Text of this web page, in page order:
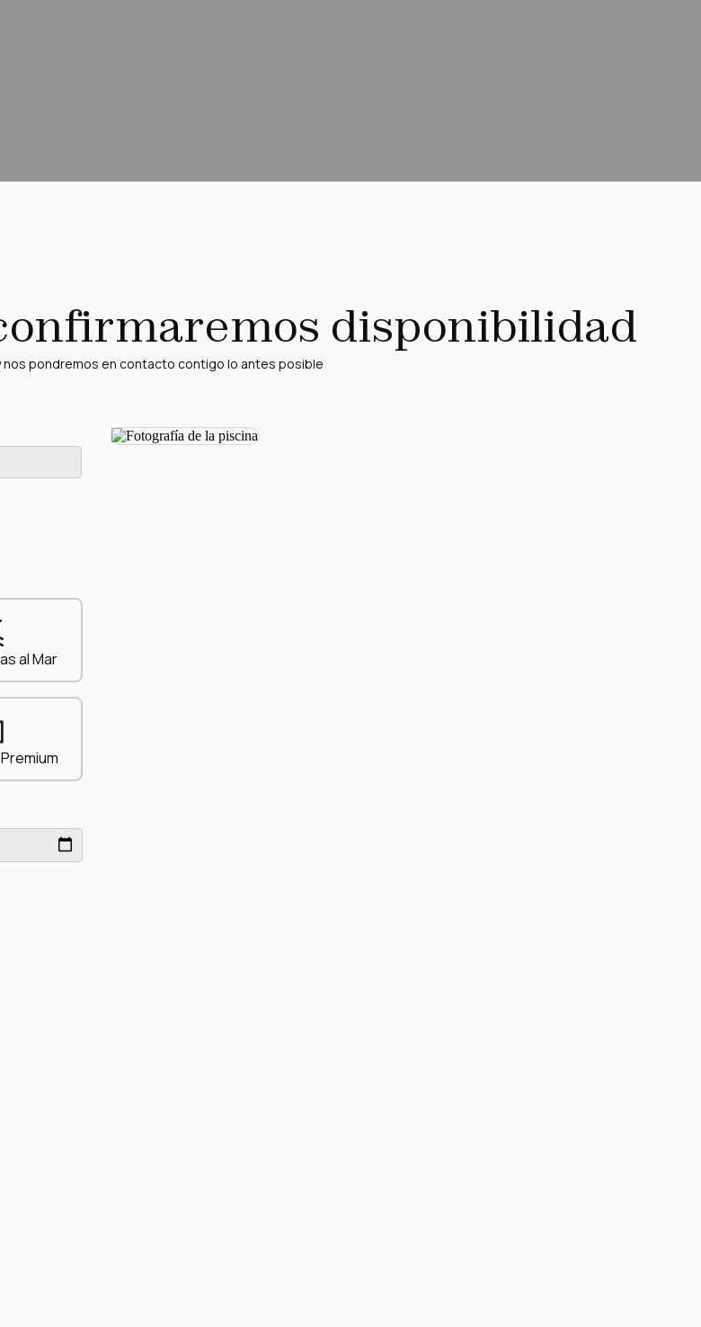
disponibilidad
nos pondremos en contacto contigo lo antes posible
al Mar